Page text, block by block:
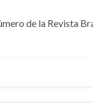
de la Revista